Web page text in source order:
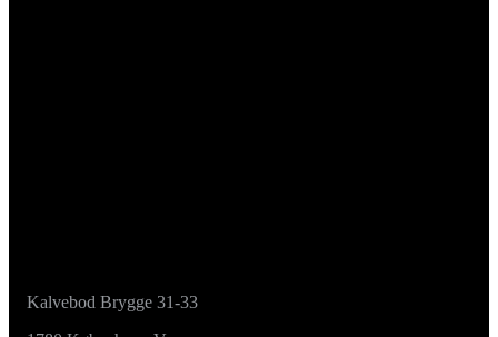
Kalvebod Brygge 31-33